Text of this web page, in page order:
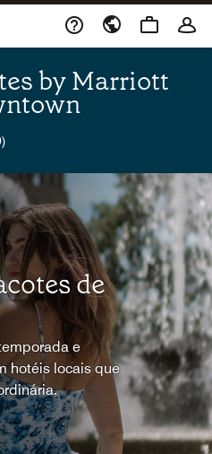
by Marriott
de
e
hotéis locais que